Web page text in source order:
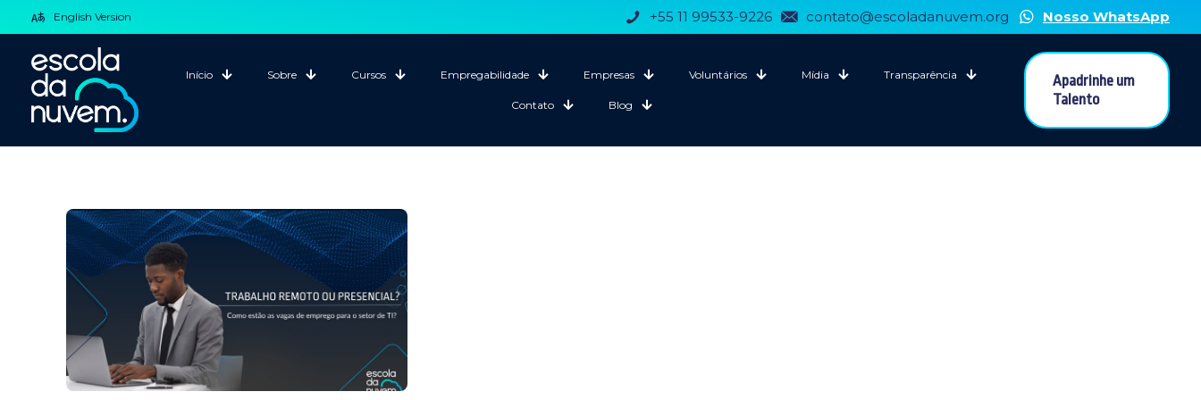
English Version +55 11 99533-9226 contato@escoladanuvem.org Nosso WhatsApp
Início Sobre Cursos Empregabilidade Empresas Voluntários Mídia Transparência
Contato Blog
Apadrinhe um
Talento